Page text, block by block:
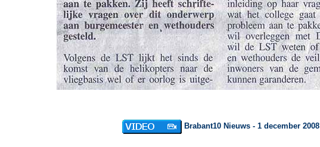
Brabant10 Nieuws - 1 december 2008